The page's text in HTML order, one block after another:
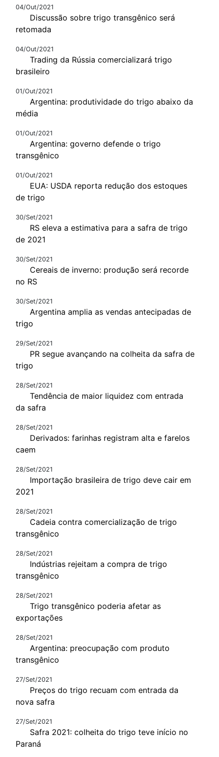
04/Out/2021
Discussão sobre trigo transgênico será
retomada
04/Out/2021
Trading da Rússia comercializará trigo
brasileiro
01/Out/2021
Argentina: produtividade do trigo abaixo da
média
01/Out/2021
Argentina: governo defende o trigo
transgênico
01/Out/2021
EUA: USDA reporta redução dos estoques
de trigo
30/Set/2021
RS eleva a estimativa para a safra de trigo
de 2021
30/Set/2021
Cereais de inverno: produção será recorde
no RS
30/Set/2021
Argentina amplia as vendas antecipadas de
trigo
29/Set/2021
PR segue avançando na colheita da safra de
trigo
28/Set/2021
Tendência de maior liquidez com entrada
da safra
28/Set/2021
Derivados: farinhas registram alta e farelos
caem
28/Set/2021
Importação brasileira de trigo deve cair em
2021
28/Set/2021
Cadeia contra comercialização de trigo
transgênico
28/Set/2021
Indústrias rejeitam a compra de trigo
transgênico
28/Set/2021
Trigo transgênico poderia afetar as
exportações
28/Set/2021
Argentina: preocupação com produto
transgênico
27/Set/2021
Preços do trigo recuam com entrada da
nova safra
27/Set/2021
Safra 2021: colheita do trigo teve início no
Paraná